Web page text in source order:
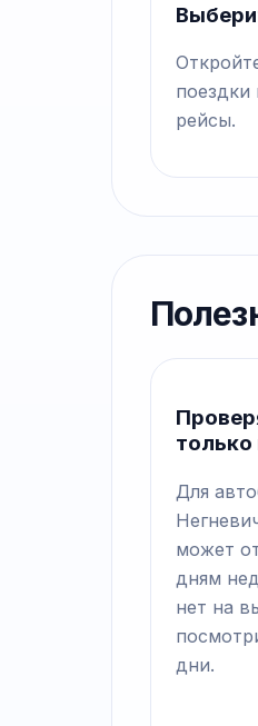
поездки
рейсы.
Для
может
дням
нет на
дни.